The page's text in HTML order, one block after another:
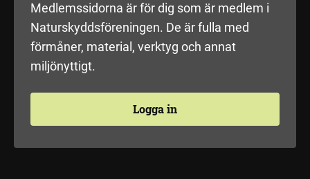
Medlemssidorna är för dig som är medlem i
Naturskyddsföreningen. De är fulla med
förmåner, material, verktyg och annat
miljönyttigt.
Logga in